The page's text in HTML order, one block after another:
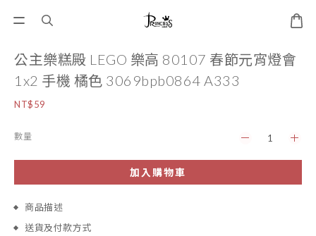
公主樂糕殿 LEGO 樂高 80107 春節元宵燈會
1x2 手機 橘色 3069bpb0864 A333
NT$59
數量
加入購物車
商品描述
送貨及付款方式